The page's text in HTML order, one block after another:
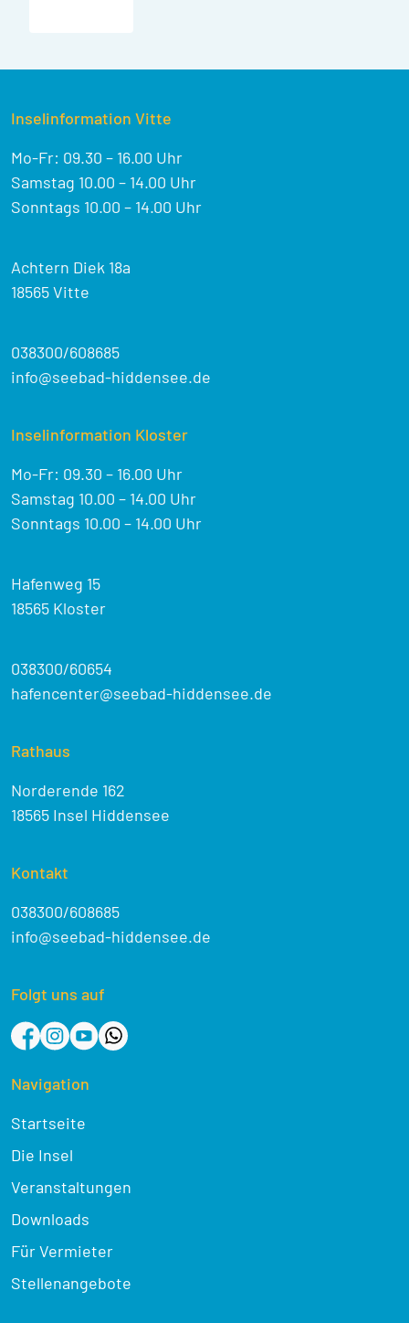
Inselinformation Vitte
Mo-Fr: 09.30 – 16.00 Uhr
Samstag 10.00 – 14.00 Uhr
Sonntags 10.00 – 14.00 Uhr
Achtern Diek 18a
18565 Vitte
038300/608685
info@seebad-hiddensee.de
Inselinformation Kloster
Mo-Fr: 09.30 – 16.00 Uhr
Samstag 10.00 – 14.00 Uhr
Sonntags 10.00 – 14.00 Uhr
Hafenweg 15
18565 Kloster
038300/60654
hafencenter@seebad-hiddensee.de
Rathaus
Norderende 162
18565 Insel Hiddensee
Kontakt
038300/608685
info@seebad-hiddensee.de
Folgt uns auf
Navigation
Startseite
Die Insel
Veranstaltungen
Downloads
Für Vermieter
Stellenangebote